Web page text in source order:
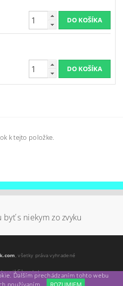
k tejto položke.
byť s niekym zo zvyku
, všetky práva vyhradené
Shoptet
Ďalším prechádzaním tohto webu